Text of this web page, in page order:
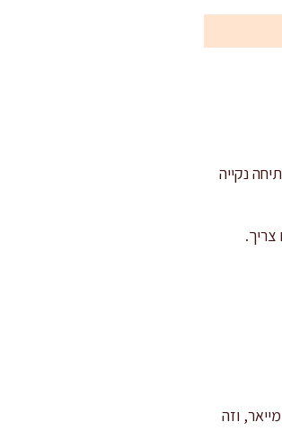
נקייה
תגובת מייאר, וזה